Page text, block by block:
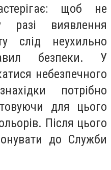
щоб не
разі виявлення
слід неухильно
безпеки. У
небезпечного
потрібно
для цього
Після цього
до Служби